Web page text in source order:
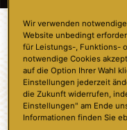
Wir verwenden
Website unbedingt
für Leistungs-, Funktions-
notwendige Cookies
auf die Option Ihrer Wahl
Einstellungen jederzeit
die Zukunft widerrufen,
Einstellungen" am Ende
Informationen finden Sie